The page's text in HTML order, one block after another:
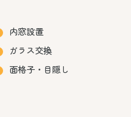
内窓設置
ガラス交換
面格子・目隠し